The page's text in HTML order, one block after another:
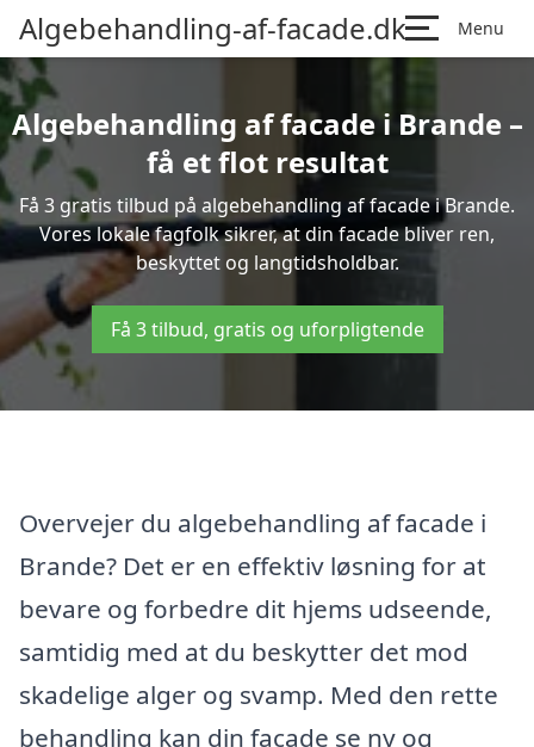
Algebehandling-af-facade.dk Menu
Algebehandling af facade i Brande –
få et flot resultat
Få 3 gratis tilbud på algebehandling af facade i Brande.
Vores lokale fagfolk sikrer, at din facade bliver ren,
beskyttet og langtidsholdbar.
Få 3 tilbud, gratis og uforpligtende
Overvejer du algebehandling af facade i
Brande? Det er en effektiv løsning for at
bevare og forbedre dit hjems udseende,
samtidig med at du beskytter det mod
skadelige alger og svamp. Med den rette
behandling kan din facade se ny og